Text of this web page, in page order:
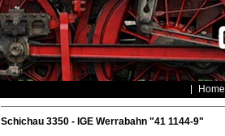
Home
Schichau 3350 - IGE Werrabahn "41 1144-9"